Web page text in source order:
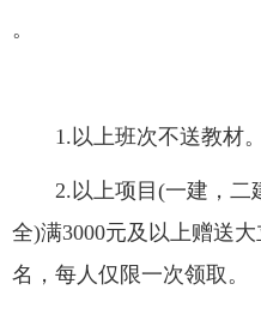
。
1.以上班次不送教材。
2.以上项目(一建，二
全)满3000元及以上赠送
名，每人仅限一次领取。